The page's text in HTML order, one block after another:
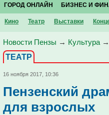
ГОРОД ОНЛАЙН БИЗНЕС И
Кино Театр Выставки
Новости Пензы → Культура →
ТЕАТР
16 ноября 2017, 10:36
Пензенский
для взрослых